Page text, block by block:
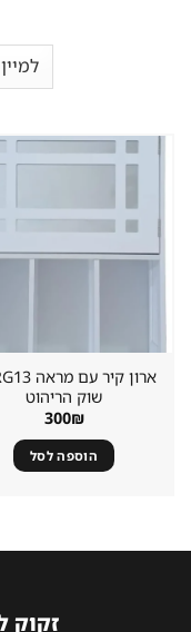
שוק הריהוט
300₪
הוספה לסל
זקוק